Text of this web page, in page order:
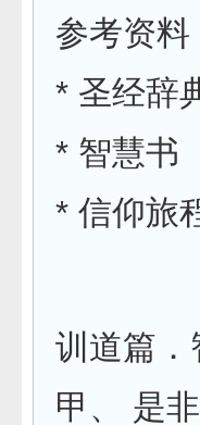
参考资料
* 圣经
* 智慧
* 信仰旅
训道篇．
甲、 是